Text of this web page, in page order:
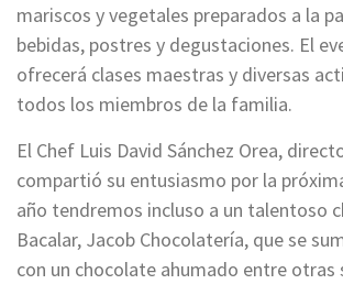
mariscos y vegetales preparados a la
bebidas, postres y degustaciones. El
ofrecerá clases maestras y diversas
todos los miembros de la familia.
El Chef Luis David Sánchez Orea,
compartió su entusiasmo por la
año tendremos incluso a un talentoso
Bacalar, Jacob Chocolatería, que se
con un chocolate ahumado entre otras